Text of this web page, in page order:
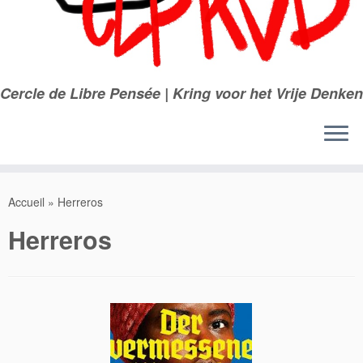
Cercle de Libre Pensée | Kring voor het Vrije Denken
Accueil » Herreros
Herreros